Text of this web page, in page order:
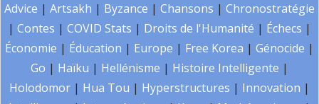
Advice | Artsakh | Byzance | Chansons | Chronostratégie
| Contes | COVID Stats | Droits de l'Humanité | Échecs |
Économie | Éducation | Europe | Free Korea | Génocide |
Go | Haïku | Hellénisme | Histoire Intelligente |
Holodomor | Hua Tou | Hyperstructures | Innovation |